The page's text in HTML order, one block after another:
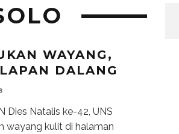
WAYANG,
DALANG
Dies Natalis ke-42, UNS
wayang kulit di halaman